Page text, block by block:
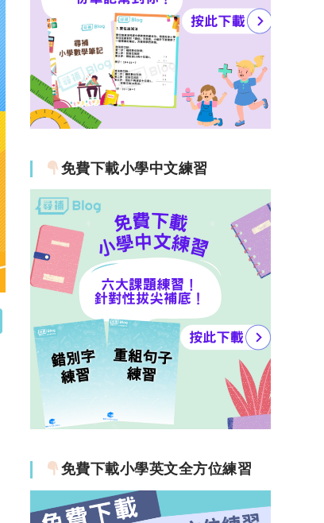
免費下載小學中文練習
免費下載小學英文全方位練習